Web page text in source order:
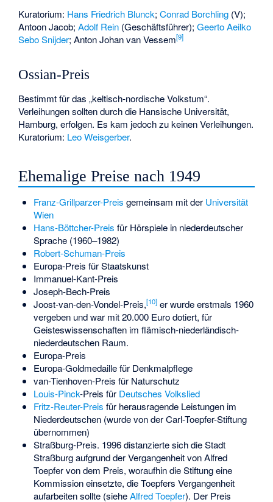
Kuratorium: Hans Friedrich Blunck;Conrad Borchling (V);
Antoon Jacob;Adolf Rein (Geschäftsführer);Geerto Aeilko
Sebo Snijder; Anton Johan van Vessem[9]
Ossian-Preis
Bestimmt für das „keltisch-nordische Volkstum“.
Verleihungen sollten durch die Hansische Universität,
Hamburg, erfolgen. Es kam jedoch zu keinen Verleihungen.
Kuratorium: Leo Weisgerber.
Ehemalige Preise nach 1949
Franz-Grillparzer-Preis gemeinsam mit der Universität
Wien
Hans-Böttcher-Preis für Hörspiele in niederdeutscher
Sprache (1960–1982)
Robert-Schuman-Preis
Europa-Preis für Staatskunst
Immanuel-Kant-Preis
Joseph-Bech-Preis
Joost-van-den-Vondel-Preis,[10]er wurde erstmals 1960
vergeben und war mit 20.000 Euro dotiert, für
Geisteswissenschaften im flämisch-niederländisch-
niederdeutschen Raum.
Europa-Preis
Europa-Goldmedaille für Denkmalpflege
van-Tienhoven-Preis für Naturschutz
Louis-Pinck-Preis für Deutsches Volkslied
Fritz-Reuter-Preis für herausragende Leistungen im
Niederdeutschen (wurde von der Carl-Toepfer-Stiftung
übernommen)
Straßburg-Preis. 1996 distanzierte sich die Stadt
Straßburg aufgrund der Vergangenheit von Alfred
Toepfer von dem Preis, woraufhin die Stiftung eine
Kommission einsetzte, die Toepfers Vergangenheit
aufarbeiten sollte (sieheAlfred Toepfer). Der Preis